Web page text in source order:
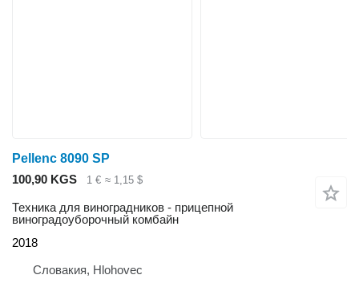
Pellenc 8090 SP
100,90 KGS
1 € ≈ 1,15 $
Техника для виноградников - прицепной
виноградоуборочный комбайн
2018
Словакия, Hlohovec